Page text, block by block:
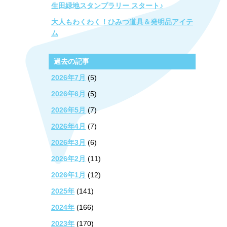
生田緑地スタンプラリー スタート♪
大人もわくわく！ひみつ道具＆発明品アイテ
ム
過去の記事
2026年7月 (5)
2026年6月 (5)
2026年5月 (7)
2026年4月 (7)
2026年3月 (6)
2026年2月 (11)
2026年1月 (12)
2025年 (141)
2024年 (166)
2023年 (170)